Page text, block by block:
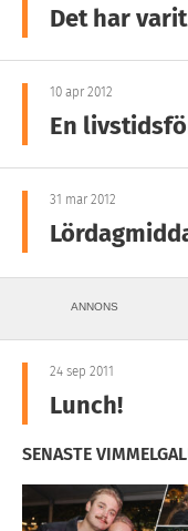
Det har
10 apr 2012
En
31 mar 2012
ANNONS
24 sep 2011
Lunch!
SENASTE